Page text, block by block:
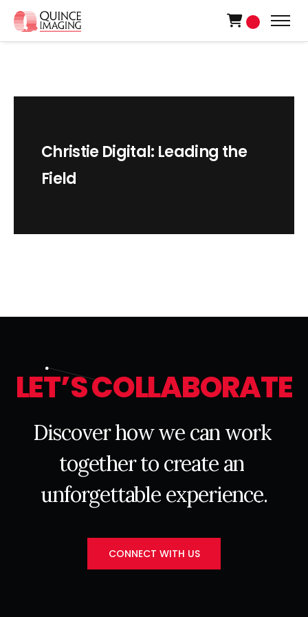
Christie Digital: Leading the
Field
LET’SCOLLABORATE
Discover howwe can work
togetherto create an
unforgettable experience.
CONNECT WITH US